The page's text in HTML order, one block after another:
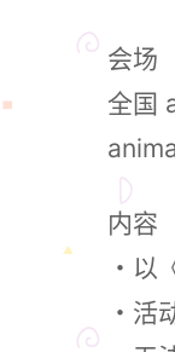
会场
全国
内容
・以
・活